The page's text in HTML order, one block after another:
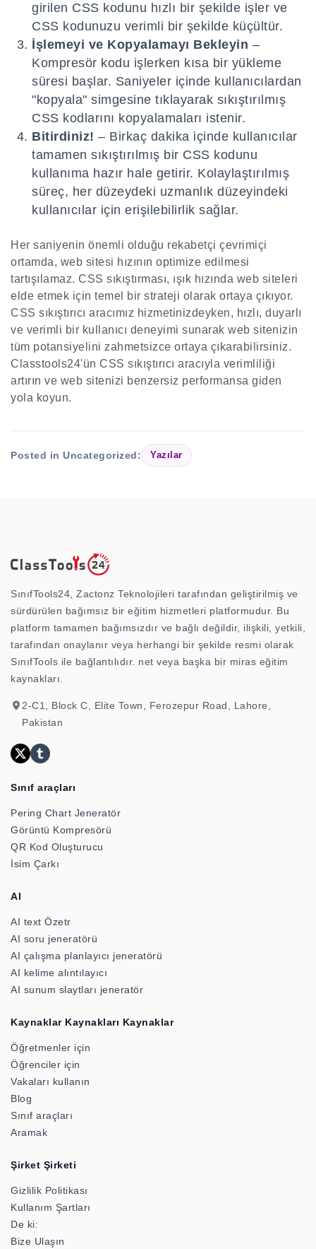
girilen CSS kodunu hızlı bir şekilde işler ve
CSS kodunuzu verimli bir şekilde küçültür.
İşlemeyi ve Kopyalamayı Bekleyin –
Kompresör kodu işlerken kısa bir yükleme
süresi başlar. Saniyeler içinde kullanıcılardan
"kopyala" simgesine tıklayarak sıkıştırılmış
CSS kodlarını kopyalamaları istenir.
Bitirdiniz! – Birkaç dakika içinde kullanıcılar
tamamen sıkıştırılmış bir CSS kodunu
kullanıma hazır hale getirir. Kolaylaştırılmış
süreç, her düzeydeki uzmanlık düzeyindeki
kullanıcılar için erişilebilirlik sağlar.
Her saniyenin önemli olduğu rekabetçi çevrimiçi
ortamda, web sitesi hızının optimize edilmesi
tartışılamaz. CSS sıkıştırması, ışık hızında web siteleri
elde etmek için temel bir strateji olarak ortaya çıkıyor.
CSS sıkıştırıcı aracımız hizmetinizdeyken, hızlı, duyarlı
ve verimli bir kullanıcı deneyimi sunarak web sitenizin
tüm potansiyelini zahmetsizce ortaya çıkarabilirsiniz.
Classtools24'ün CSS sıkıştırıcı aracıyla verimliliği
artırın ve web sitenizi benzersiz performansa giden
yola koyun.
Posted in Uncategorized: Yazılar
SınıfTools24, Zactonz Teknolojileri tarafından geliştirilmiş ve
sürdürülen bağımsız bir eğitim hizmetleri platformudur. Bu
platform tamamen bağımsızdır ve bağlı değildir, ilişkili, yetkili,
tarafından onaylanır veya herhangi bir şekilde resmi olarak
SınıfTools ile bağlantılıdır. net veya başka bir miras eğitim
kaynakları.
2-C1, Block C, Elite Town, Ferozepur Road, Lahore,
Pakistan
Sınıf araçları
Pering Chart Jeneratör
Görüntü Kompresörü
QR Kod Oluşturucu
İsim Çarkı
AI
AI text Özetr
AI soru jeneratörü
AI çalışma planlayıcı jeneratörü
AI kelime alıntılayıcı
AI sunum slaytları jeneratör
Kaynaklar Kaynakları Kaynaklar
Öğretmenler için
Öğrenciler için
Vakaları kullanın
Blog
Sınıf araçları
Aramak
Şirket Şirketi
Gizlilik Politikası
Kullanım Şartları
De ki:
Bize Ulaşın